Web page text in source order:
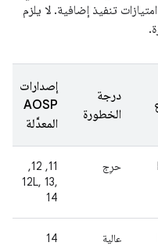
تنفيذ إضافية. لا يلزم
درجة
الخطورة
إصدارات
AOSP
المعدَّلة
حرِج
‫11, 12,
12L, 13,
14
عالية 14